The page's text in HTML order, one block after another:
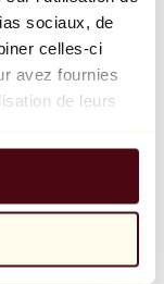
sociaux, de
celles-ci
avez fournies
de leurs